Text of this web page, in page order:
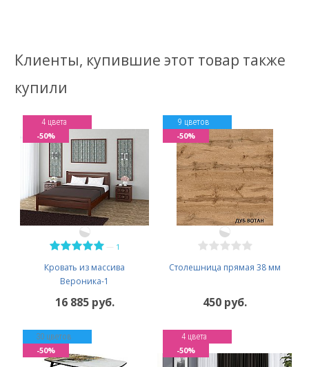
Клиенты, купившие этот товар также
купили
1
Кровать из массива
Вероника-1
4 цвета
16 885 руб.
-50%
Столешница прямая 38 мм
9 цветов
450 руб.
-50%
30 цветов
-50%
4 цвета
-50%